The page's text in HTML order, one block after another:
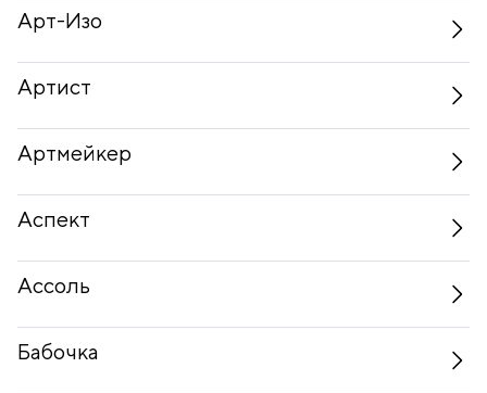
Арт-Изо
Артист
Артмейкер
Аспект
Ассоль
Бабочка